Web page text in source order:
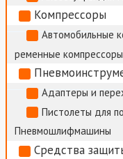
Компрессоры
Автомобильные
ременные компрессоры
Адаптеры и
Пистолеты для
Пневмошлифмашины
Средства